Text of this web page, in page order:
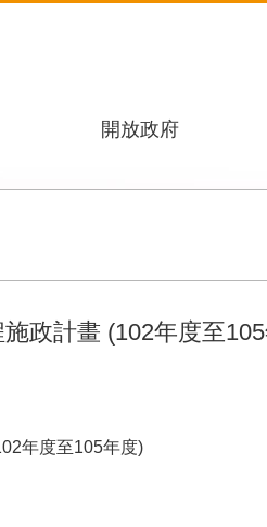
開放政府
政計畫 (102年度至
年度至105年度)